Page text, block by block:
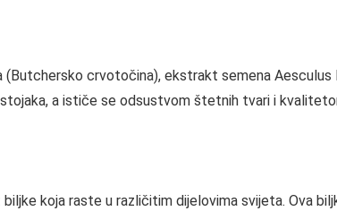
crvotočina), ekstrakt semena
a ističe se odsustvom štetnih tvari i
koja raste u različitim dijelovima svijeta. Ova